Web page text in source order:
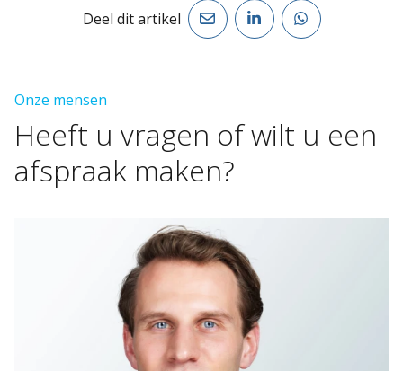
Deel dit artikel
Onze mensen
Heeft u vragen ofwilt u een
afspraak maken?